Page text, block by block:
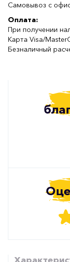
Самовывоз с
Оплата:
При получении
Карта Visa/
Безналичный